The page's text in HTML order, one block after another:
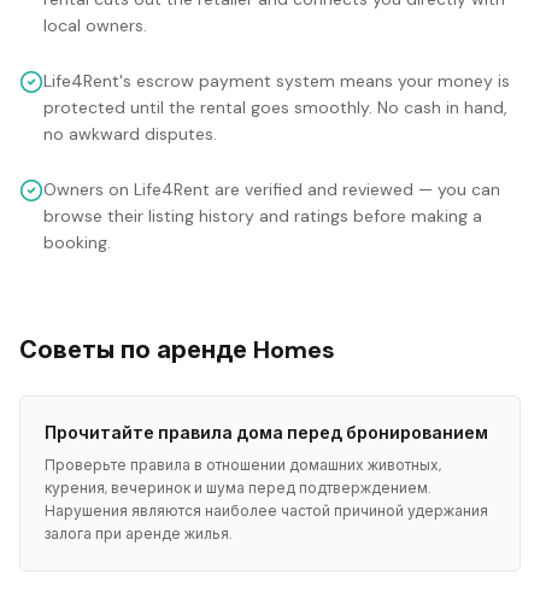
local owners.
Life4Rent's escrow payment system means your money is
protected until the rental goes smoothly. No cash in hand,
no awkward disputes.
Owners on Life4Rent are verified and reviewed — you can
browse their listing history and ratings before making a
booking.
Советы по аренде Homes
Прочитайте правила дома перед бронированием
Проверьте правила в отношении домашних животных,
курения, вечеринок и шума перед подтверждением.
Нарушения являются наиболее частой причиной удержания
залога при аренде жилья.